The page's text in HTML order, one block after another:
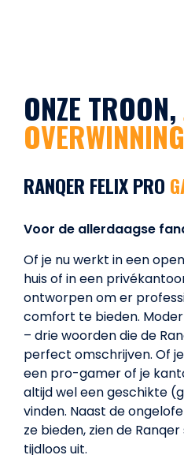
ONZE TROON,
OVERWINNING
RANQER FELIX PRO
Voor de allerdaagse
Of je nu werkt in een
huis of in een
ontworpen om er
comfort te bieden.
– drie woorden die de
perfect omschrijven. Of
een pro-gamer of je
altijd wel een geschikte
vinden. Naast de
ze bieden, zien de
tijdloos uit.